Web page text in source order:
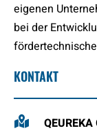
eigenen
bei der
KONTAKT